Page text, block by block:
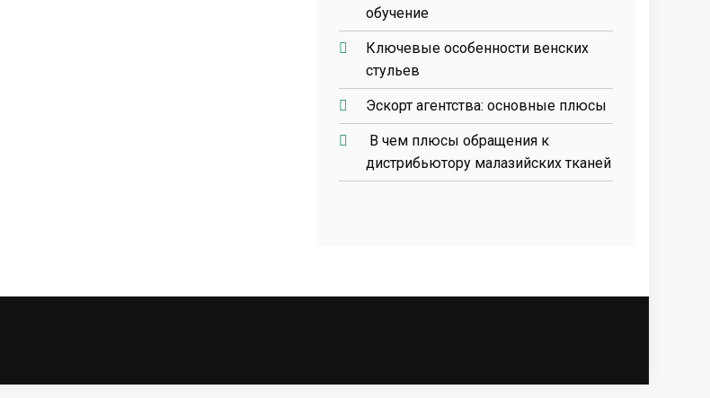
обучение
Ключевые особенности венских
стульев
Эскорт агентства: основные плюсы
В чем плюсы обращения к
дистрибьютору малазийских тканей